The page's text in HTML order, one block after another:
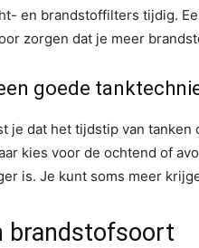
en brandstoffilters tijdig.
zorgen dat je meer
goede
je dat het tijdstip van
kies voor de ochtend of
is. Je kunt soms meer
brandstofsoort